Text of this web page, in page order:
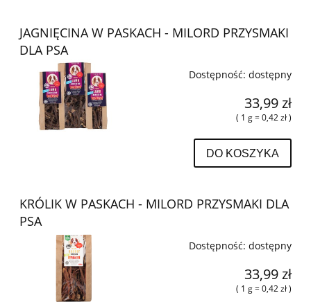
JAGNIĘCINA W PASKACH - MILORD PRZYSMAKI
DLA PSA
Dostępność: dostępny
33,99 zł
( 1 g = 0,42 zł )
DO KOSZYKA
KRÓLIK W PASKACH - MILORD PRZYSMAKI DLA
PSA
Dostępność: dostępny
33,99 zł
( 1 g = 0,42 zł )